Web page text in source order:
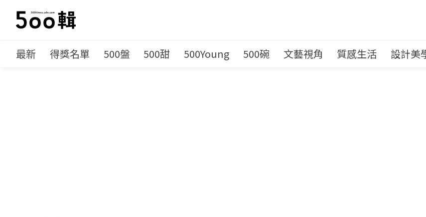
最新 得獎名單 500盤 500甜 500Young 500碗 文藝視角 質感生活 設計美